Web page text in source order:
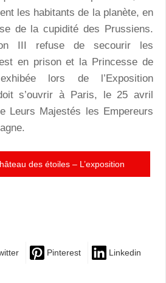
les habitants de la planète, en
de la cupidité des Prussiens.
III refuse de secourir les
en prison et la Princesse de
lors de l’Exposition
s’ouvrir à Paris, le 25 avril
Leurs Majestés les Empereurs
des étoiles – L’exposition
Pinterest Linkedin